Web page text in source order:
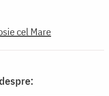
cel Mare